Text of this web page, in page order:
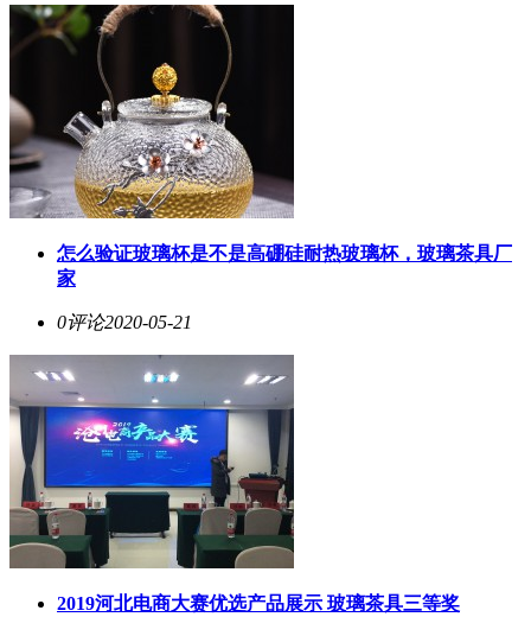
怎么验证玻璃杯是不是高硼硅耐热玻璃杯，玻璃茶具厂
家
0评论2020-05-21
2019河北电商大赛优选产品展示 玻璃茶具三等奖